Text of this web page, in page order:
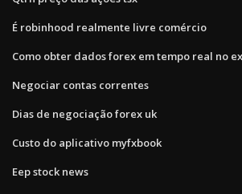
É robinhood realmente livre comércio
Como obter dados forex em tempo real no
Negociar contas correntes
Dias de negociação forex uk
Custo do aplicativo myfxbook
Eep stock news